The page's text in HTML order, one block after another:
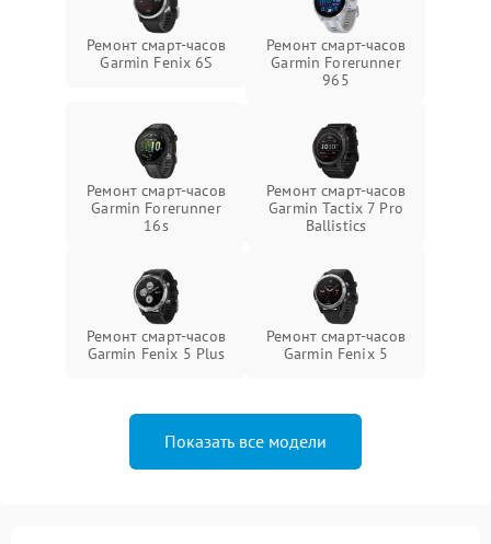
Ремонт смарт-часов
Garmin Fenix 6S
Ремонт смарт-часов
Garmin Forerunner
965
Ремонт смарт-часов
Garmin Forerunner
16s
Ремонт смарт-часов
Garmin Tactix 7 Pro
Ballistics
Ремонт смарт-часов
Garmin Fenix 5 Plus
Ремонт смарт-часов
Garmin Fenix 5
Показать все модели